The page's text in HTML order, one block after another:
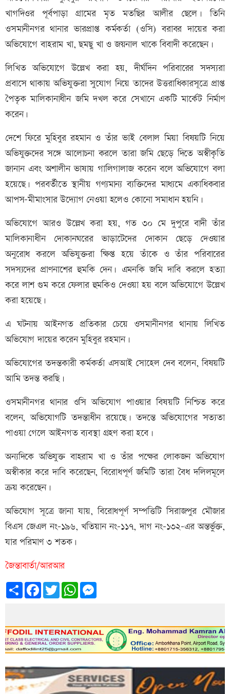
খাগদিওর পূর্বপাড়া গ্রামের মৃত মতছির আলীর ছেলে। তিনি
ওসমানীনগর থানার ভারপ্রাপ্ত কর্মকর্তা (ওসি) বরাবর দায়ের করা
অভিযোগে বাহরাম খা, ছমছু খা ও জয়নাল খাকে বিবাদী করেছেন।
লিখিত অভিযোগে উল্লেখ করা হয়, দীর্ঘদিন পরিবারের সদস্যরা
প্রবাসে থাকায় অভিযুক্তরা সুযোগ নিয়ে তাদের উত্তরাধিকারসূত্রে প্রাপ্ত
পৈতৃক মালিকানাধীন জমি দখল করে সেখানে একটি মার্কেট নির্মাণ
করেন।
দেশে ফিরে মুহিবুর রহমান ও তাঁর ভাই বেলাল মিয়া বিষয়টি নিয়ে
অভিযুক্তদের সঙ্গে আলোচনা করলে তারা জমি ছেড়ে দিতে অস্বীকৃতি
জানান এবং অশালীন ভাষায় গালিগালাজ করেন বলে অভিযোগে বলা
হয়েছে। পরবর্তীতে স্থানীয় গণ্যমান্য ব্যক্তিদের মাধ্যমে একাধিকবার
আপস-মীমাংসার উদ্যোগ নেওয়া হলেও কোনো সমাধান হয়নি।
অভিযোগে আরও উল্লেখ করা হয়, গত ৩০ মে দুপুরে বাদী তাঁর
মালিকানাধীন দোকানঘরের ভাড়াটেদের দোকান ছেড়ে দেওয়ার
অনুরোধ করলে অভিযুক্তরা ক্ষিপ্ত হয়ে তাঁকে ও তাঁর পরিবারের
সদস্যদের প্রাণনাশের হুমকি দেন। এমনকি জমি দাবি করলে হত্যা
করে লাশ গুম করে ফেলার হুমকিও দেওয়া হয় বলে অভিযোগে উল্লেখ
করা হয়েছে।
এ ঘটনায় আইনগত প্রতিকার চেয়ে ওসমানীনগর থানায় লিখিত
অভিযোগ দায়ের করেন মুহিবুর রহমান।
অভিযোগের তদন্তকারী কর্মকর্তা এসআই সোহেল দেব বলেন, বিষয়টি
আমি তদন্ত করছি।
ওসমানীনগর থানার ওসি অভিযোগ পাওয়ার বিষয়টি নিশ্চিত করে
বলেন, অভিযোগটি তদন্তাধীন রয়েছে। তদন্তে অভিযোগের সত্যতা
পাওয়া গেলে আইনগত ব্যবস্থা গ্রহণ করা হবে।
অন্যদিকে অভিযুক্ত বাহরাম খা ও তাঁর পক্ষের লোকজন অভিযোগ
অস্বীকার করে দাবি করেছেন, বিরোধপূর্ণ জমিটি তারা বৈধ দলিলমূলে
ক্রয় করেছেন।
অভিযোগ সূত্রে জানা যায়, বিরোধপূর্ণ সম্পত্তিটি সিরাজপুর মৌজার
বিএস জেএল নং-১৯৬, খতিয়ান নং-১১৭, দাগ নং-১৩২-এর অন্তর্ভুক্ত,
যার পরিমাণ ৩ শতক।
জৈন্তাবার্তা/আরআর
Share FacebookTwitterWhatsApp